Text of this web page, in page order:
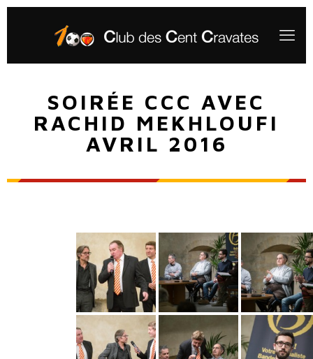
SOIRÉE CCC AVEC
RACHID MEKHLOUFI
AVRIL 2016